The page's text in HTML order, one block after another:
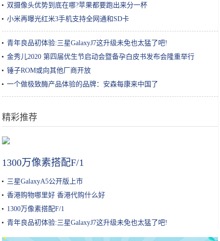
双摄像头优势到底在哪?苹果都要跑出来分一杯
小米再曝光红米3手机支持全网通和SD卡
青年良品初体验:三星GalaxyJ7这升级未免也太猛了吧!
金秀儿2020 第四届优生节启动会暨备孕白皮书发布会隆重举行
锤子ROM或向其他厂商开放
一个做极致酶产品体验的品牌：安森每康来中国了
精彩推荐
1300万像素搭配F/1
三星GalaxyA5公开版上市
香港购物哪里好 香港代购什么好
1300万像素搭配F/1
青年良品初体验:三星GalaxyJ7这升级未免也太猛了吧!